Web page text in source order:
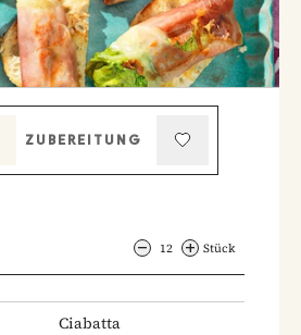
ZUBEREITUNG
12 Stück
Ciabatta